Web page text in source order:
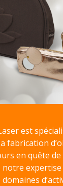
est
fabrication
en quête
notre expertise